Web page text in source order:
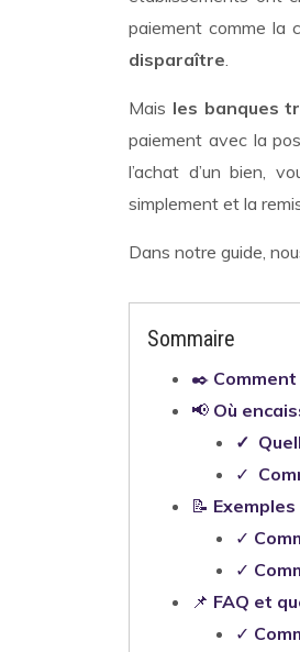
paiement comme la
disparaître
Mais les banques
paiement avec la
l’achat d’un bien,
simplement et la
Dans notre guide,
Sommaire
✒️
📢 Où
✓
✓
📝
✓
✓
📌 FAQ et
✓